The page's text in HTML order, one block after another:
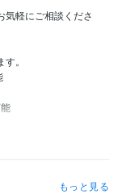
気軽にご相談くださ
。
プエンジニア
経
もっと見る